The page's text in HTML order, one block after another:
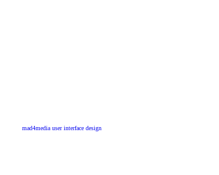
mad4mediauser interface design